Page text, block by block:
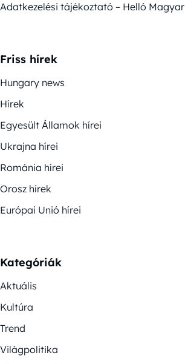
Adatkezelési tájékoztató – Helló Magyar
Friss hírek
Hungary news
Hírek
Egyesült Államok hírei
Ukrajna hírei
Románia hírei
Orosz hírek
Európai Unió hírei
Kategóriák
Aktuális
Kultúra
Trend
Világpolitika